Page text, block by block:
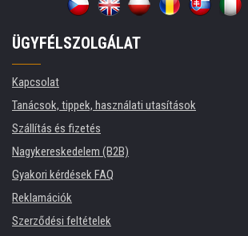
ÜGYFÉLSZOLGÁLAT
Kapcsolat
Tanácsok, tippek, használati utasítások
Szállítás és fizetés
Nagykereskedelem (B2B)
Gyakori kérdések FAQ
Reklamációk
Szerződési feltételek